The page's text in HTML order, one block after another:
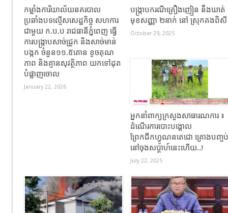
កម្លាំងការិយាល័យនគរបាល
ប្រឆាំងបទល្មើសសេដ្ឋកិច្ច សហការ
ជាមួយ ក.ប.ប រាជធានីភ្នំពេញ ធ្វើ
ការបង្ក្រាបសាច់ជ្រូក និងសាច់មាន់
បង្កក ចំនួន១១.៥តោន ខូចគុណ
ភាព និងគ្មានសុវត្ថិភាព យកទៅដុត
បំផ្លាញចោល
January 22, 2026
បង្ក្រាបករណីគ្រឿងញៀន នឹងឃាត់
មុខសញ្ញា ២នាក់ នៅ ស្រុកគងពិ
October 29, 2025
អ្នកនាំពាក្យក្រសួងសាធារណការ ៖
ដំណើរការបោះបង្គោល
ព្រែកជីកហ្វូណនតេជោ គ្រោងបញ្ចប់
នៅចុងសប្តាហ៍នេះហើយ..!
July 22, 2025